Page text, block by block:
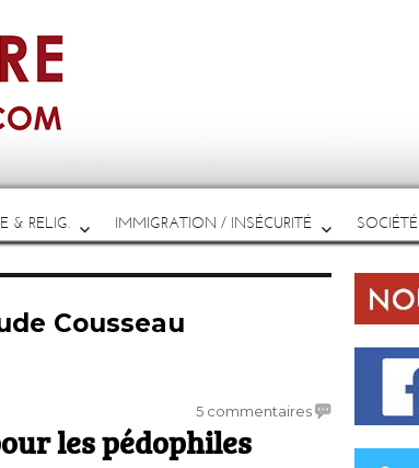
& RELIG. IMMIGRATION / INSÉCURITÉ SOCIÉTÉ
Cousseau
5 commentairessur
les pédophiles